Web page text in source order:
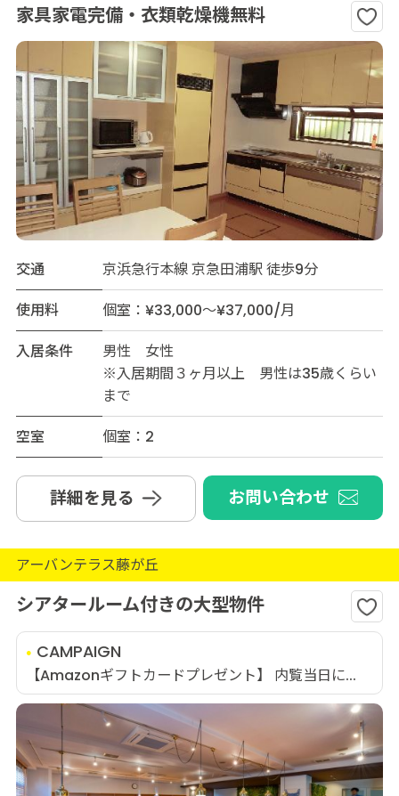
家具家電完備・衣類乾燥機無料
交通
京浜急行本線 京急田浦駅 徒歩9分
使用料
個室：¥33,000～¥37,000/月
入居条件
男性 女性
※入居期間３ヶ月以上 男性は35歳くらい
まで
空室
個室：2
詳細を見る お問い合わせ
アーバンテラス藤が丘
シアタールーム付きの大型物件
CAMPAIGN
【Amazonギフトカードプレゼント】 内覧当日に...